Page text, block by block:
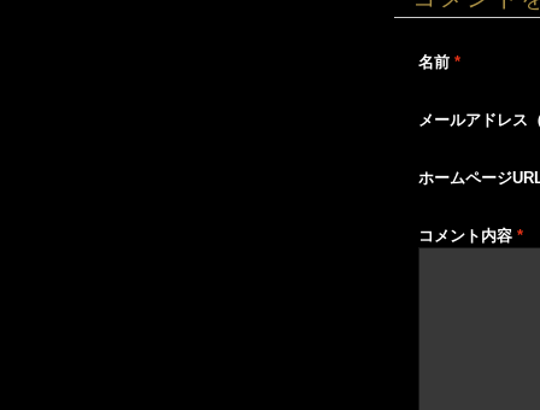
名前 *
メールアドレス
ホームページ
コメント内容 *